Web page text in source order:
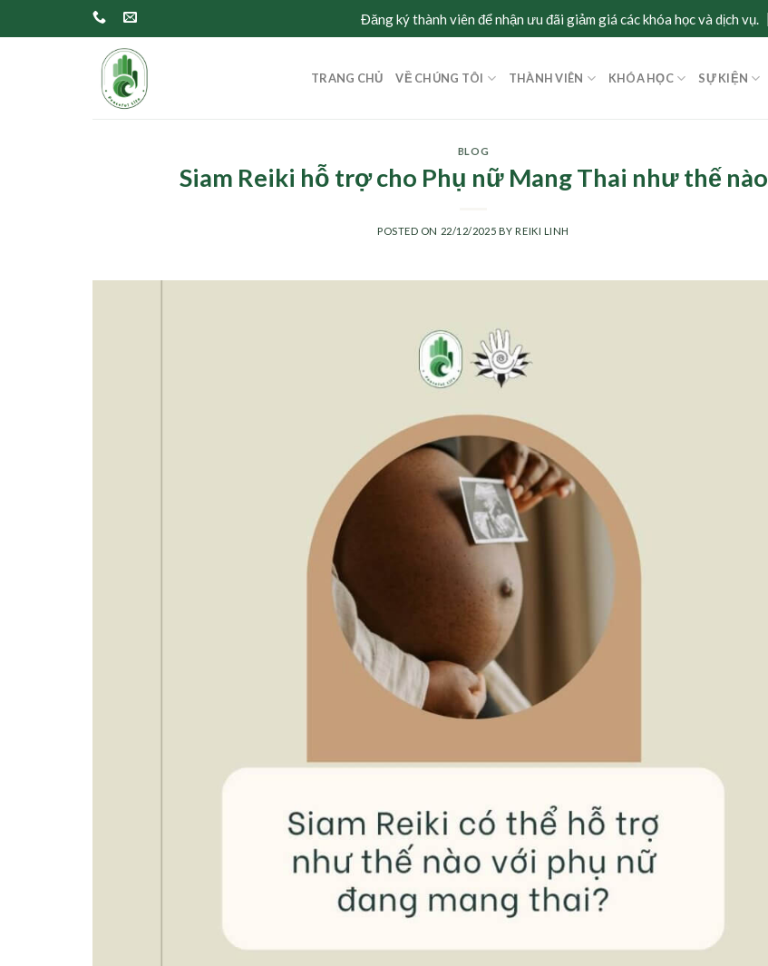
to
Đăng ký thành viên để nhận ưu đãi giảm giá các khóa học và dịch vụ.
TRANG CHỦ VỀ CHÚNG TÔI THÀNH VIÊN KHÓA HỌC SỰ KIỆN
BLOG
Siam Reiki hỗ trợ cho Phụ nữ Mang Thai như thế nào
POSTED ON 22/12/2025 BYREIKI LINH